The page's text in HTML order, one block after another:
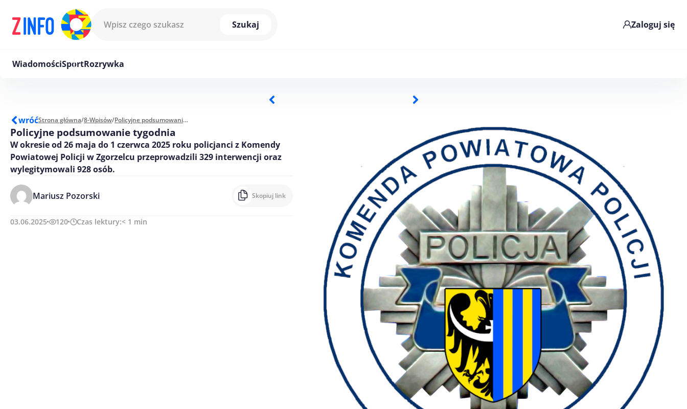
Szukaj
Zaloguj się
WiadomościSportRozrywka
wróćStrona główna/8-Wpisów/ Policyjne podsumowanie tygodnia
Policyjne podsumowanie tygodnia
W okresie od 26 maja do 1 czerwca 2025 roku policjanci z Komendy
Powiatowej Policji w Zgorzelcu przeprowadzili 329 interwencji oraz
wylegitymowali 928 osób.
Mariusz Pozorski Skopiuj link
03.06.2025 120 Czas lektury:< 1 min